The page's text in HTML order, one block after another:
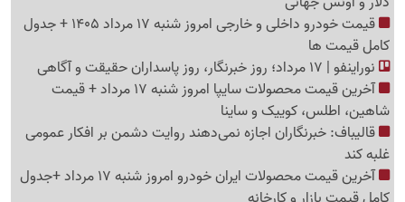
قیمت خودرو داخلی و خارجی امروز شنبه 17 مرداد 1405 + جدول
کامل قیمت ها
نوراینفو | 17 مرداد؛ روز خبرنگار، روز پاسداران حقیقت و آگاهی
آخرین قیمت محصولات سایپا امروز شنبه 17 مرداد + قیمت
شاهین، اطلس، کوییک و ساینا
قالیباف: خبرنگاران اجازه نمی‌دهند روایت دشمن بر افکار عمومی
غلبه کند
آخرین قیمت محصولات ایران خودرو امروز شنبه 17 مرداد +جدول